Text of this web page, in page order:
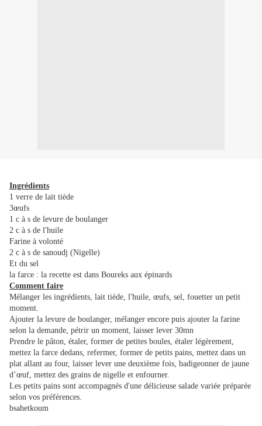
Ingrédients
1 verre de lait tiède
3œufs
1 c à s de levure de boulanger
2 c à s de l'huile
Farine à volonté
2 c à s de sanoudj (Nigelle)
Et du sel
la farce : la recette est dans Boureks aux épinards
Comment faire
Mélanger les ingrédients, lait tiède, l'huile, œufs, sel, fouetter un petit
moment.
Ajouter la levure de boulanger, mélanger encore puis ajouter la farine
selon la demande, pétrir un moment, laisser lever 30mn
Prendre le pâton, étaler, former de petites boules, étaler légèrement,
mettez la farce dedans, refermer, former de petits pains, mettez dans un
plat allant au four, laisser lever une deuxième fois, badigeonner de jaune
d’œuf, mettez des grains de nigelle et enfourner.
Les petits pains sont accompagnés d'une délicieuse salade variée préparée
selon vos préférences.
bsahetkoum